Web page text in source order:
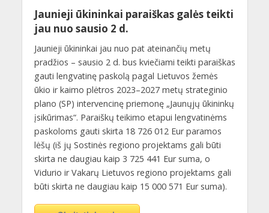
Jaunieji ūkininkai paraiškas galės teikti
jau nuo sausio 2 d.
Jaunieji ūkininkai jau nuo pat ateinančių metų
pradžios – sausio 2 d. bus kviečiami teikti paraiškas
gauti lengvatinę paskolą pagal Lietuvos žemės
ūkio ir kaimo plėtros 2023–2027 metų strateginio
plano (SP) intervencinę priemonę „Jaunųjų ūkininkų
įsikūrimas“. Paraiškų teikimo etapui lengvatinėms
paskoloms gauti skirta 18 726 012 Eur paramos
lėšų (iš jų Sostinės regiono projektams gali būti
skirta ne daugiau kaip 3 725 441 Eur suma, o
Vidurio ir Vakarų Lietuvos regiono projektams gali
būti skirta ne daugiau kaip 15 000 571 Eur suma).